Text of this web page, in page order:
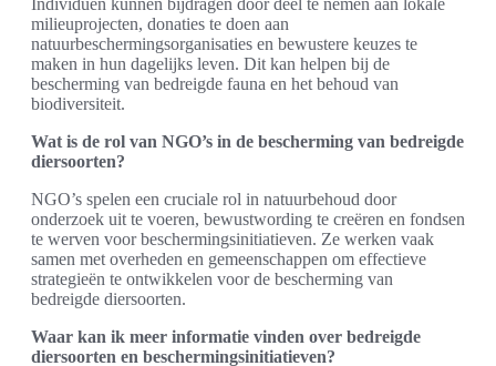
Individuen kunnen bijdragen door deel te nemen aan lokale
milieuprojecten, donaties te doen aan
natuurbeschermingsorganisaties en bewustere keuzes te
maken in hun dagelijks leven. Dit kan helpen bij de
bescherming van bedreigde fauna en het behoud van
biodiversiteit.
Wat is de rol van NGO’s in de bescherming van bedreigde
diersoorten?
NGO’s spelen een cruciale rol in natuurbehoud door
onderzoek uit te voeren, bewustwording te creëren en fondsen
te werven voor beschermingsinitiatieven. Ze werken vaak
samen met overheden en gemeenschappen om effectieve
strategieën te ontwikkelen voor de bescherming van
bedreigde diersoorten.
Waar kan ik meer informatie vinden over bedreigde
diersoorten en beschermingsinitiatieven?